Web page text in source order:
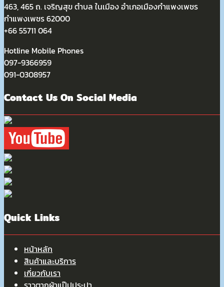
463, 465 ถ. เจริญสุข ตำบล ในเมือง อำเภอเมืองกำแพงเพชร
กำแพงเพชร 62000
+66 55711 064
Hotline Mobile Phones
097-9366959
091-0308957
Contact Us On Social Media
Quick Links
หน้าหลัก
สินค้าและบริการ
เกี่ยวกับเรา